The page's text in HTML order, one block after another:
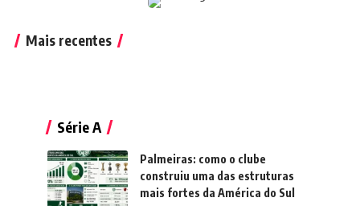
Mais recentes
Série A
Palmeiras: como o clube
construiu uma das estruturas
mais fortes da América do Sul